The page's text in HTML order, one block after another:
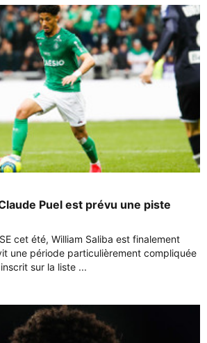
Puel est prévu une piste
cet été, William Saliba est finalement
une période particulièrement compliquée
sur la liste ...